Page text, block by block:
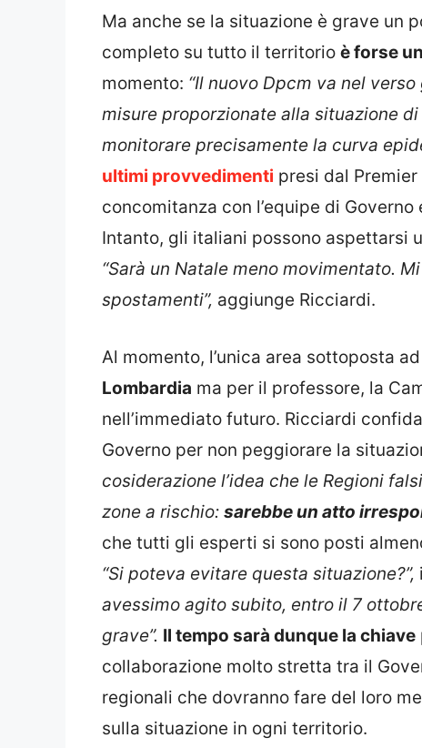
Ma anche se la situazione è grave un
completo su tutto il territorio è forse
momento: “Il nuovo Dpcm va nel
misure proporzionate alla situazione
monitorare precisamente la curva
ultimi provvedimenti presi dal Premier
concomitanza con l’equipe di
Intanto, gli italiani possono aspettarsi
“Sarà un Natale meno movimentato.
spostamenti”, aggiunge Ricciardi.
Al momento, l’unica area sottoposta
Lombardia ma per il professore, la
nell’immediato futuro. Ricciardi
Governo per non peggiorare la
cosiderazione l’idea che le Regioni
zone a rischio: sarebbe un atto
che tutti gli esperti si sono posti
“Si poteva evitare questa situazione?”,
avessimo agito subito, entro il 7
grave”. Il tempo sarà dunque la chiave
collaborazione molto stretta tra il
regionali che dovranno fare del loro
sulla situazione in ogni territorio.